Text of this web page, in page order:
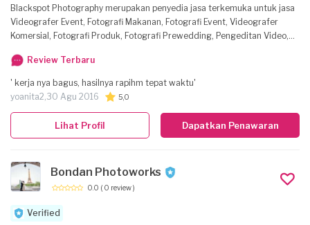
Blackspot Photography merupakan penyedia jasa terkemuka untuk jasa
Videografer Event, Fotografi Makanan, Fotografi Event, Videografer
Komersial, Fotografi Produk, Fotografi Prewedding, Pengeditan Video,
Review Terbaru
' kerja nya bagus, hasilnya rapihm tepat waktu'
yoanita2,30 Agu 2016 5,0
Dapatkan Penawaran
Lihat Profil
Bondan Photoworks
0.0 ( 0 review )
Verified